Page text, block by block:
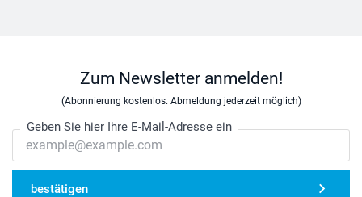
Zum Newsletter anmelden!
(Abonnierung kostenlos. Abmeldung jederzeit möglich)
Geben Sie hier Ihre E-Mail-Adresse ein
bestätigen